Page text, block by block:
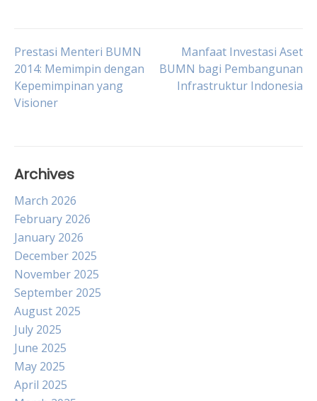
Post
navigation
Prestasi Menteri BUMN
2014: Memimpin dengan
Kepemimpinan yang
Visioner
Manfaat Investasi Aset
BUMN bagi Pembangunan
Infrastruktur Indonesia
Archives
March 2026
February 2026
January 2026
December 2025
November 2025
September 2025
August 2025
July 2025
June 2025
May 2025
April 2025